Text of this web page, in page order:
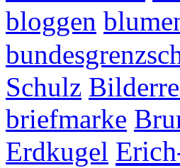
bloggen
Schulz
briefmarke
Erdkugel